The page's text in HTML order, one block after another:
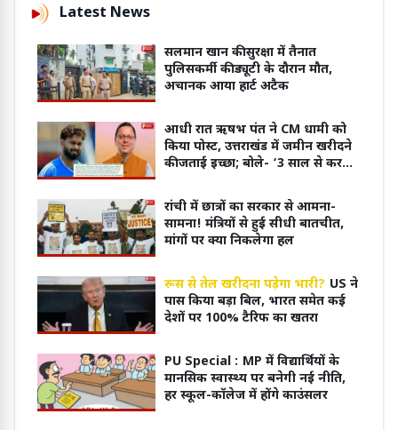
Latest News
सलमान खान की सुरक्षा में तैनात
पुलिसकर्मी की ड्यूटी के दौरान मौत,
अचानक आया हार्ट अटैक
आधी रात ऋषभ पंत ने CM धामी को
किया पोस्ट, उत्तराखंड में जमीन खरीदने
की जताई इच्छा; बोले- ‘3 साल से कर
रांची में छात्रों का सरकार से आमना-
सामना! मंत्रियों से हुई सीधी बातचीत,
मांगों पर क्या निकलेगा हल
रूस से तेल खरीदना पड़ेगा भारी? US ने
पास किया बड़ा बिल, भारत समेत कई
देशों पर 100% टैरिफ का खतरा
PU Special : MP में विद्यार्थियों के
मानसिक स्वास्थ्य पर बनेगी नई नीति,
हर स्कूल-कॉलेज में होंगे काउंसलर